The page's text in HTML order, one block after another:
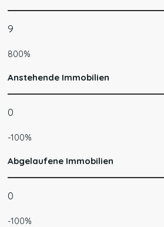
9
800%
Anstehende Immobilien
0
-100%
Abgelaufene Immobilien
0
-100%